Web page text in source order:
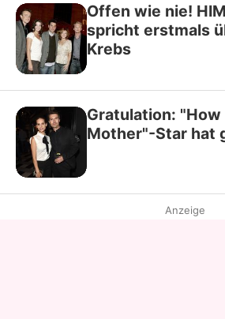
Offen wie nie!
spricht erstmals
Krebs
Gratulation: "How
Mother"-Star hat
Anzeige